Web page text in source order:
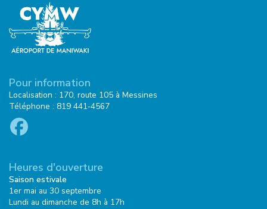
Pour information
Localisation : 170, route 105 à Messines
Téléphone : 819 441‑4567
Heures d'ouverture
Saison estivale
1er mai au 30 septembre
Lundi au dimanche de 8h à 17h